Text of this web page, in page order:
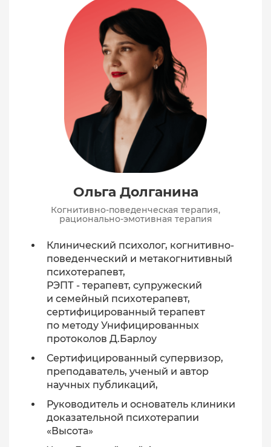
Ольга Долганина
Когнитивно-поведенческая терапия,
рационально-эмотивная терапия
Клинический психолог, когнитивно-
поведенческий и метакогнитивный
психотерапевт,
РЭПТ - терапевт, супружеский
и семейный психотерапевт,
сертифицированный терапевт
по методу Унифицированных
протоколов Д.Барлоу
Сертифицированный супервизор,
преподаватель, ученый и автор
научных публикаций,
Руководитель и основатель клиники
доказательной психотерапии
«Высота»